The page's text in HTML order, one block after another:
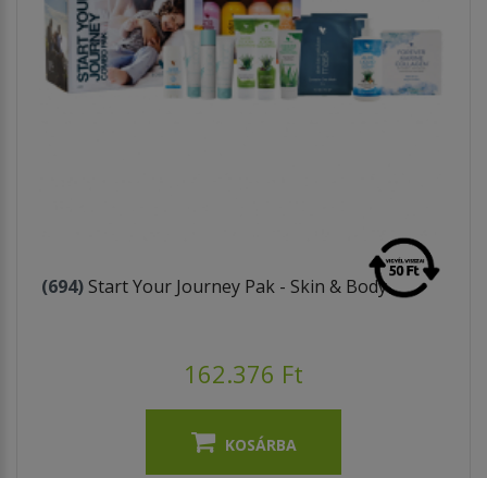
(694) Start Your Journey Pak - Skin & Body
162.376 Ft
KOSÁRBA